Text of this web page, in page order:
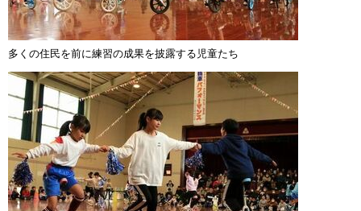
多くの住民を前に練習の成果を披露する児童たち